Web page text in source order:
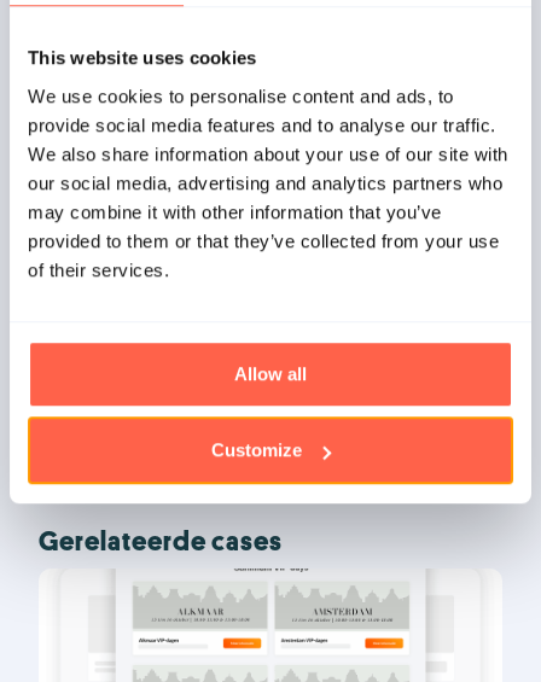
This website uses cookies
We use cookies to personalise content and ads, to
provide social media features and to analyse our traffic.
We also share information about your use of our site with
our social media, advertising and analytics partners who
may combine it with other information that you’ve
provided to them or that they’ve collected from your use
of their services.
Allow all
Customize
kunnen voldoen aan de eisen maar ook om business
en clubleden met tickets bij binnenkomst te kunnen
identificeren in combinatie met een leden of
businessclubpas. Het onderscheid wordt ook visueel
gemaakt doordat DOVO voor de reguliere en
businessclub tickets een ander design gebruikt dat is
ontworpen met onze ticket editor.
app op verschillende smartphones. Doordat deze
synchroniseren is het mogelijk om meerdere
toegangscontrole punten in te richten.
Gerelateerde cases